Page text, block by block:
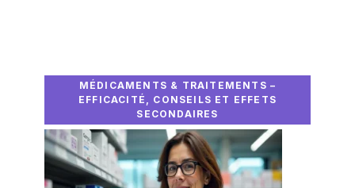
MÉDICAMENTS & TRAITEMENTS –
EFFICACITÉ, CONSEILS ET EFFETS
SECONDAIRES